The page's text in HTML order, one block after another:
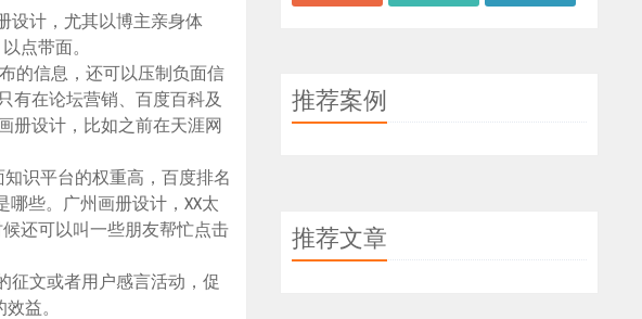
计，尤其以博主亲身体
点带面。
的信息，还可以压制负面信
有在论坛营销、百度百科及
册设计，比如之前在天涯网
识平台的权重高，百度排名
些。广州画册设计，XX太
还可以叫一些朋友帮忙点击
文或者用户感言活动，促
益。
推荐案例
推荐文章